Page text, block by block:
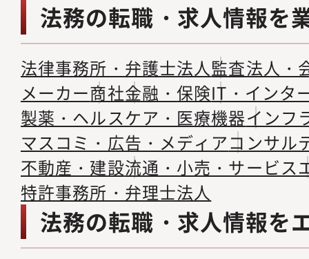
法務の転職・求人情報を
法律事務所・弁護士法人監査法人・
メーカー商社金融・保険IT・インタ
製薬・ヘルスケア・医療機器インフ
マスコミ・広告・メディアコンサル
不動産・建設流通・小売・サービス
特許事務所・弁理士法人
法務の転職・求人情報を